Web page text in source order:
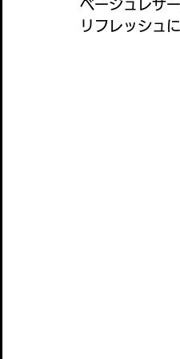
ベージュレザ
リフレッシュ